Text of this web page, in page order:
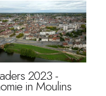
2023 -
in Moulins